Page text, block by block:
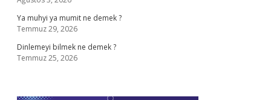
Ya muhyi ya mumit ne demek ?
Temmuz 29, 2026
Dinlemeyi bilmek ne demek ?
Temmuz 25, 2026